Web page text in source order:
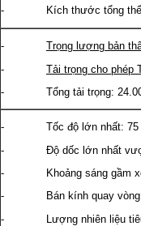
- Kích thước tổng thể:
- Trọng lượng bản
- Tải trọng cho phép
- Tổng tải trọng:
- Tốc độ lớn nhất: 75
- Độ dốc lớn nhất vượt
- Khoảng sáng gầm xe:
- Bán kính quay vòng
- Lượng nhiên liệu tiêu